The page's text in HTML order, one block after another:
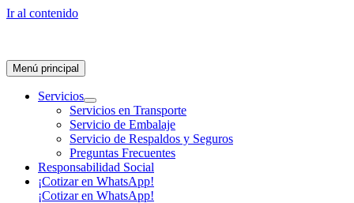
Ir al contenido
Menú principal
Servicios
Servicios en Transporte
Servicio de Embalaje
Servicio de Respaldos y Seguros
Preguntas Frecuentes
Responsabilidad Social
¡Cotizar en WhatsApp!
¡Cotizar en WhatsApp!